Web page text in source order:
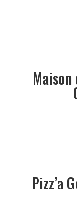
Pizz’a